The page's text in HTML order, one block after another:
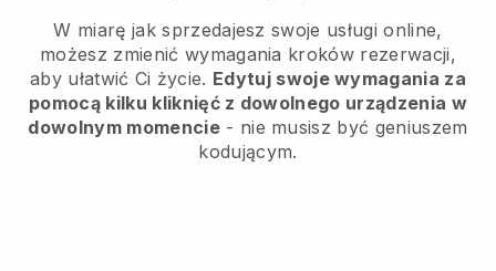
W miarę jak sprzedajesz swoje usługi online,
możesz zmienić wymagania kroków rezerwacji,
aby ułatwić Ci życie. Edytuj swoje wymagania za
pomocą kilku kliknięć z dowolnego urządzenia w
dowolnym momencie- nie musisz być geniuszem
kodującym.